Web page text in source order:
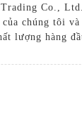
Co.,
chúng tôi
lượng hàng